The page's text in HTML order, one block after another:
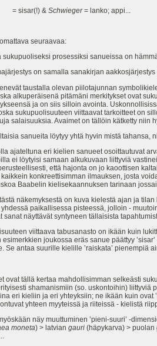
& Schwieger= lanko; appi...
seuraavaa:
prosessiksi sanueissa on
on samalla sanakirjan aakkosjärjestys
taustalla olevan piilotajunnan
alkuperäisenä pitämäni merkitykset ovat
ja on siis silloin avointa.
sukupuolisuuteen viittaavat tarkoitteet on
salaisuuksia. Avaimet on tällöin kätketty niin
sanueita löytyy yhtä hyvin mistä tahansa,
eri kielien sanueet osoittautuvat
ei löytyisi samaan alkukuvaan liittyviä
että hajonta on jo kaoottisen
konkreettisimman ilmauksen, josta
Baabelin kielisekaannuksen tarinaan
näkemyksestä on kuva kielestä ajan ja tilan
paikallisessa pisteessä, jolloin -
sanat näyttävät syntyneen tällaisista
viittaava tabusanasto on ikään kuin
joukossa eräs sanue päättyy
Se antaa suurille kielille ’raiskata’
ovat tällä kertaa mahdollisimman selkeästi
shamanismiin (so. uskontoihin)
eri kieliin ja eri yhteyksiin; ne ikään kuin
yhteen myyteissä ja riiteissä - kielistä
näy muuttuminen ’pieni-suuri’ -
moneta) > latvian gauri (häpykarva) > puolan